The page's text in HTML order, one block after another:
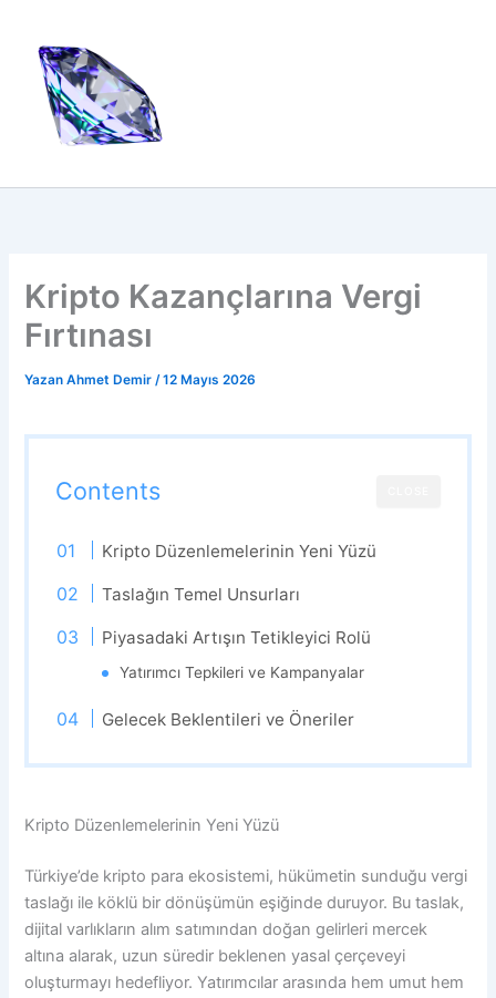
Kripto Kazançlarına Vergi
Fırtınası
Yazan Ahmet Demir/12 Mayıs 2026
Contents
Kripto Düzenlemelerinin Yeni Yüzü
Taslağın Temel Unsurları
Piyasadaki Artışın Tetikleyici Rolü
Yatırımcı Tepkileri ve Kampanyalar
Gelecek Beklentileri ve Öneriler
Kripto Düzenlemelerinin Yeni Yüzü
Türkiye’de kripto para ekosistemi, hükümetin sunduğu vergi
taslağı ile köklü bir dönüşümün eşiğinde duruyor. Bu taslak,
dijital varlıkların alım satımından doğan gelirleri mercek
altına alarak, uzun süredir beklenen yasal çerçeveyi
oluşturmayı hedefliyor. Yatırımcılar arasında hem umut hem